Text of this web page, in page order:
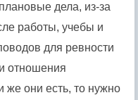
дела, из-за
работы, учебы и
для ревности
отношения
они есть, то нужно